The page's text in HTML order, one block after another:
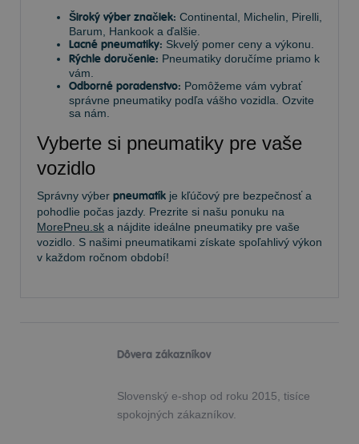
Široký výber značiek: Continental, Michelin, Pirelli,
Barum, Hankook a ďalšie.
Lacné pneumatiky: Skvelý pomer ceny a výkonu.
Rýchle doručenie: Pneumatiky doručíme priamo k
vám.
Odborné poradenstvo: Pomôžeme vám vybrať
správne pneumatiky podľa vášho vozidla. Ozvite
sa nám.
Vyberte si pneumatiky pre vaše
vozidlo
Správny výber pneumatík je kľúčový pre bezpečnosť a
pohodlie počas jazdy. Prezrite si našu ponuku na
MorePneu.sk a nájdite ideálne pneumatiky pre vaše
vozidlo. S našimi pneumatikami získate spoľahlivý výkon
v každom ročnom období!
Dôvera zákazníkov
Slovenský e-shop od roku 2015, tisíce
spokojných zákazníkov.